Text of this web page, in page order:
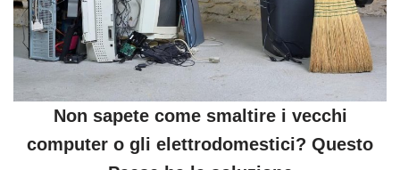
Non sapete come smaltire i vecchi
computer o gli elettrodomestici? Questo